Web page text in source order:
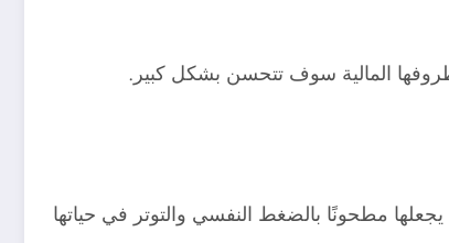
المالية سوف تتحسن بشكل كبير.
مطحونًا بالضغط النفسي والتوتر في حياتها